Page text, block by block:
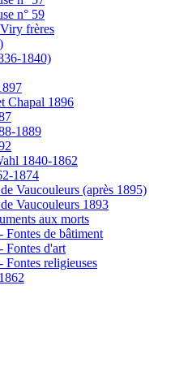
n° 59
frères
1840)
Chapal 1896
1889
1840-1862
1874
Vaucouleurs (après 1895)
Vaucouleurs 1893
aux morts
Fontes de bâtiment
Fontes d'art
Fontes religieuses